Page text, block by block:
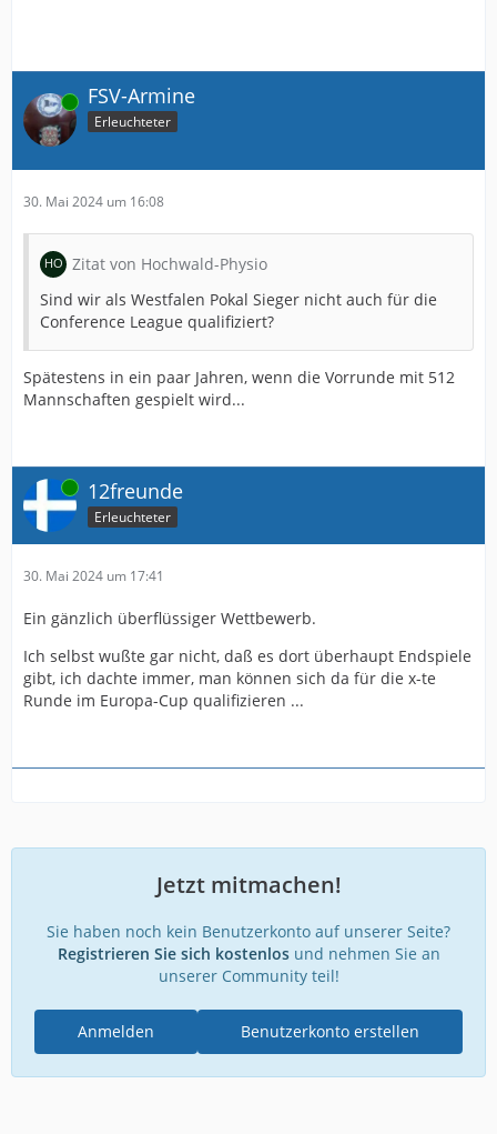
Online FSV-Armine
Erleuchteter
30. Mai 2024 um 16:08
Zitat von Hochwald-Physio
Sind wir als Westfalen Pokal Sieger nicht auch für die
Conference League qualifiziert?
Spätestens in ein paar Jahren, wenn die Vorrunde mit 512
Mannschaften gespielt wird...
Online 12freunde
Erleuchteter
30. Mai 2024 um 17:41
Ein gänzlich überflüssiger Wettbewerb.
Ich selbst wußte gar nicht, daß es dort überhaupt Endspiele
gibt, ich dachte immer, man können sich da für die x-te
Runde im Europa-Cup qualifizieren ...
Jetzt mitmachen!
Sie haben noch kein Benutzerkonto auf unserer Seite?
Registrieren Sie sich kostenlosund nehmen Sie an
unserer Community teil!
Benutzerkonto erstellen
Anmelden